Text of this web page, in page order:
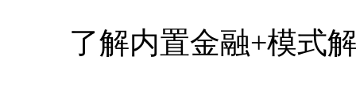
了解内置金融+模式解